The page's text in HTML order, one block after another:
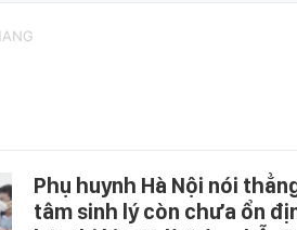
Phụ huynh Hà Nội nói
tâm sinh lý còn chưa ổn